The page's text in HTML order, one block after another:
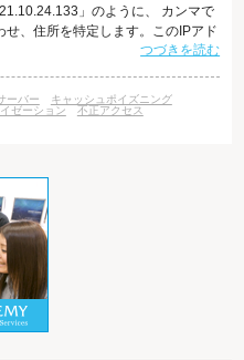
」のように、 カンマで
、住所を特定します。このIPアド
手先に届けることはできません。
理するのは苦手であり、わかりや
が ドメインネー
つづきを読む
ーバー
キャッシュポイズニング
ゼーション
不正アクセス